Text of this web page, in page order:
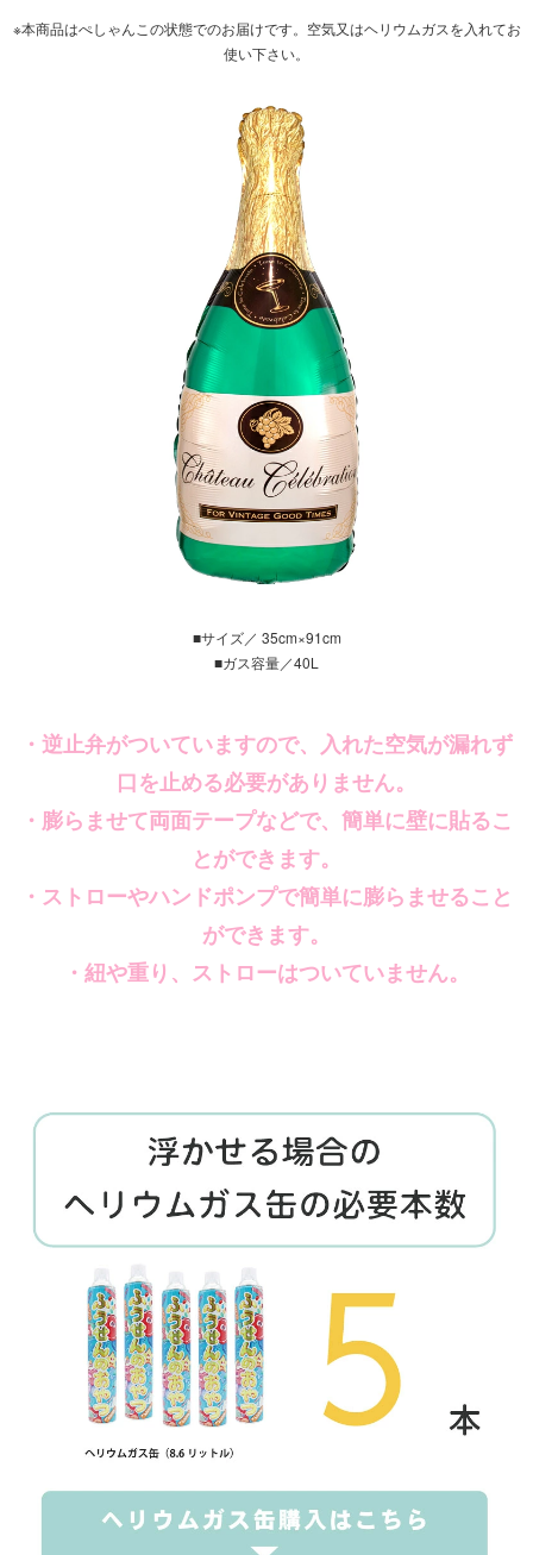
※本商品はぺしゃんこの状態でのお届けです。空気又はヘリウムガスを入れてお
使い下さい。
■サイズ／ 35cm×91cm
■ガス容量／40L
・逆止弁がついていますので、入れた空気が漏れず
口を止める必要がありません。
・膨らませて両面テープなどで、簡単に壁に貼るこ
とができます。
・ストローやハンドポンプで簡単に膨らませること
ができます。
・紐や重り、ストローはついていません。